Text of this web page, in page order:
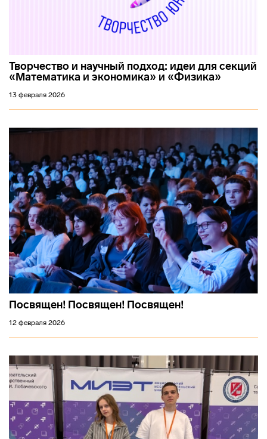
Творчество и научный подход: идеи для секций
«Математика и экономика» и «Физика»
13 февраля 2026
Посвящен! Посвящен! Посвящен!
12 февраля 2026